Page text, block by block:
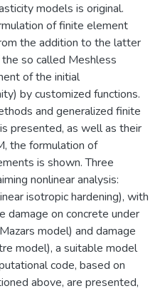
models is original.
of finite element
the addition to the latter
so called Meshless
of the initial
by customized functions.
and generalized finite
presented, as well as their
the formulation of
is shown. Three
nonlinear analysis:
isotropic hardening), with
damage on concrete under
model) and damage
model), a suitable model
code, based on
above, are presented,